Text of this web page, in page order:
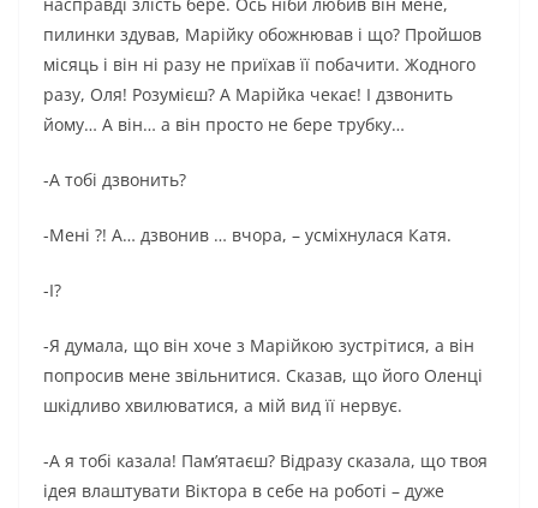
насправді злість бере. Ось ніби любив він мене,
пилинки здував, Марійку обожнював і що? Пройшов
місяць і він ні разу не приїхав її побачити. Жодного
разу, Оля! Розумієш? А Марійка чекає! І дзвонить
йому… А він… а він просто не бере трубку…
-А тобі дзвонить?
-Мені ?! А… дзвонив … вчора, – усміхнулася Катя.
-І?
-Я думала, що він хоче з Марійкою зустрітися, а він
попросив мене звільнитися. Сказав, що його Оленці
шкідливо хвилюватися, а мій вид її нервує.
-А я тобі казала! Пам’ятаєш? Відразу сказала, що твоя
ідея влаштувати Віктора в себе на роботі – дуже